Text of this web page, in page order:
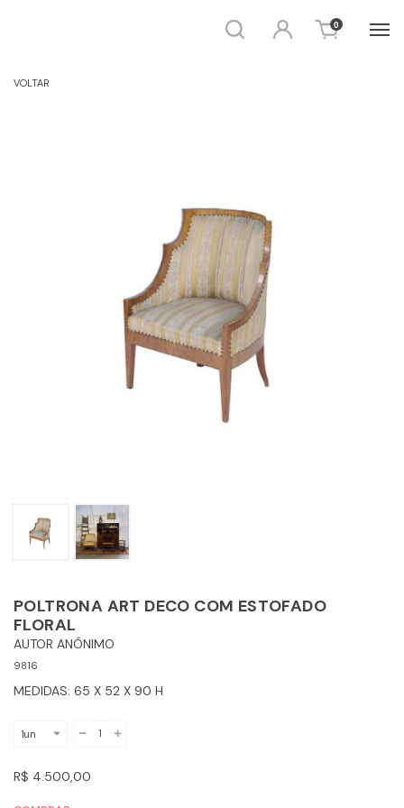
Busca Entrar 0
VOLTAR
POLTRONA ART DECO COM ESTOFADO
FLORAL
AUTOR ANÔNIMO
9816
MEDIDAS: 65 X 52 X 90 H
R$ 4.500,00